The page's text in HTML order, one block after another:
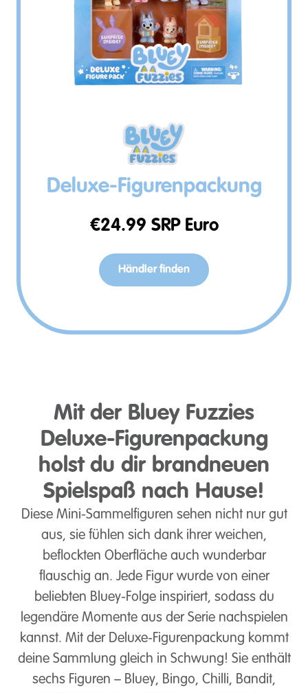
Deluxe-Figurenpackung
€24.99 SRP Euro
Händler finden
Mit der Bluey Fuzzies
Deluxe-Figurenpackung
holst du dir brandneuen
Spielspaß nach Hause!
Diese Mini-Sammelfiguren sehen nicht nur gut
aus, sie fühlen sich dank ihrer weichen,
beflockten Oberfläche auch wunderbar
flauschig an. Jede Figur wurde von einer
beliebten Bluey-Folge inspiriert, sodass du
legendäre Momente aus der Serie nachspielen
kannst. Mit der Deluxe-Figurenpackung kommt
deine Sammlung gleich in Schwung! Sie enthält
sechs Figuren – Bluey, Bingo, Chilli, Bandit,